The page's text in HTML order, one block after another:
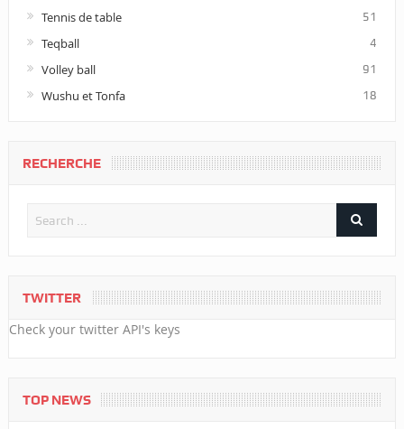
Tennis de table 51
Teqball 4
Volley ball 91
Wushu et Tonfa 18
RECHERCHE
TWITTER
Check your twitter API's keys
TOP NEWS